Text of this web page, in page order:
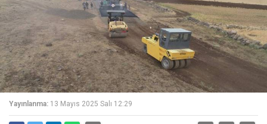
Yayınlanma: 13 Mayıs 2025 Salı 12:29